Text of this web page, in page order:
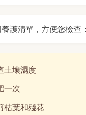
護清單，方便您檢查：
土壤濕度
一次
枯葉和殘花